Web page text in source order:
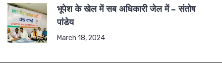
भूपेश के खेल में सब अधिकारी जेल में – संतोष
पांडेय
March 18, 2024